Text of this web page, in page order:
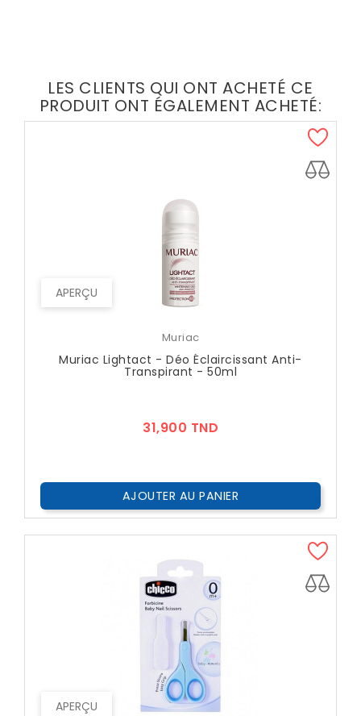
LES CLIENTS QUI ONT ACHETÉ CE
PRODUIT ONT ÉGALEMENT ACHETÉ:
APERÇU
Muriac
Muriac Lightact - Déo Éclaircissant Anti-
Transpirant - 50ml
31,900 TND
AJOUTER AU PANIER
APERÇU